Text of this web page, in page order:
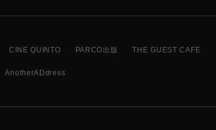
CINE QUINTO PARCO出版 THE GUEST CAFE
AnotherADdress